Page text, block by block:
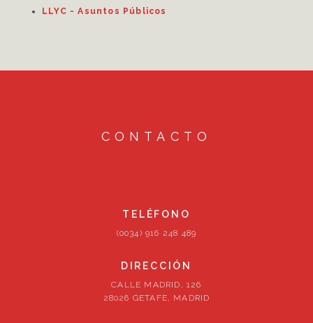
LLYC - Asuntos Públicos
CONTACTO
TELÉFONO
(0034) 916 248 489
DIRECCIÓN
CALLE MADRID, 126
28026 GETAFE, MADRID